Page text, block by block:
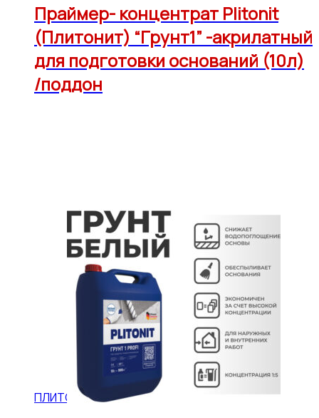
Праймер- концентрат Plitonit
(Плитонит) “Грунт1” -акрилатный
для подготовки оснований (10л)
/поддон
ПЛИТОНИТ